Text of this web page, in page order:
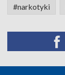
#narkotyki